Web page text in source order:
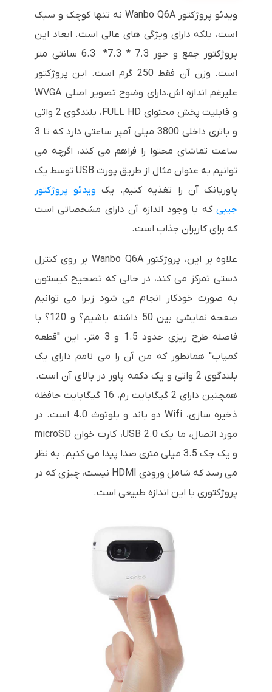
ویدئو پروژکتور Wanbo Q6A نه تنها کوچک و سبک
است، بلکه دارای ویژگی های عالی است. ابعاد این
پروژکتور جمع و جور 7.3 * 7.3* 6.3 سانتی متر
است. وزن آن فقط 250 گرم است. این پروژکتور
علیرغم اندازه اش،دارای وضوح تصویر اصلی WVGA
و قابلیت پخش محتوای FULL HD، بلندگوی 2 واتی
و باتری داخلی 3800 میلی آمپر ساعتی دارد که تا 3
ساعت تماشای محتوا را فراهم می کند، اگرچه می
توانیم به عنوان مثال از طریق پورت USB توسط یک
پاوربانک آن را تغذیه کنیم. یک ویدئو پروژکتور
جیبیکه با وجود اندازه آن دارای مشخصاتی است
که برای کاربران جذاب است.
علاوه بر این، پروژکتور Wanbo Q6A بر روی کنترل
دستی تمرکز می کند، در حالی که تصحیح کیستون
به صورت خودکار انجام می شود زیرا می توانیم
صفحه نمایشی بین 50 داشته باشیم؟ و 120؟ با
فاصله طرح ریزی حدود 1.5 و 3 متر. این "قطعه
کمیاب" همانطور که من آن را می نامم دارای یک
بلندگوی 2 واتی و یک دکمه پاور در بالای آن است.
همچنین دارای 2 گیگابایت رم، 16 گیگابایت حافظه
ذخیره سازی، Wifi دو باند و بلوتوث 4.0 است. در
مورد اتصال، ما یک USB 2.0، کارت خوان microSD
و یک جک 3.5 میلی متری صدا پیدا می کنیم. به نظر
می رسد که شامل ورودی HDMI نیست، چیزی که در
پروژکتوری با این اندازه طبیعی است.